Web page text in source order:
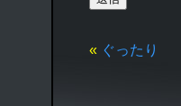
« ぐったり